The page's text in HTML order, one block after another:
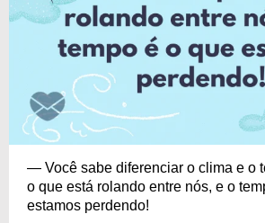
— Você sabe diferenciar o clima e o
o que está rolando entre nós, e o
estamos perdendo!